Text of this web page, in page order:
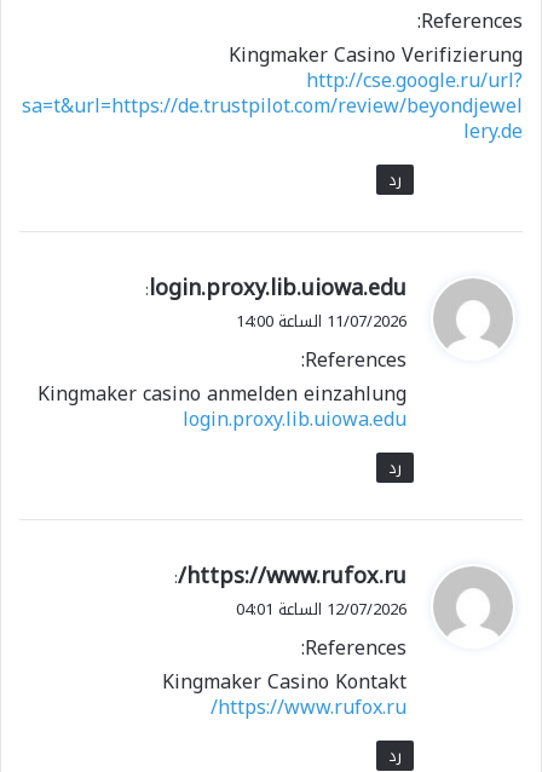
References:
Kingmaker Casino Verifizierung
http://cse.google.ru/url?
sa=t&url=https://de.trustpilot.com/review/beyondjewel
lery.de
رد
ي
ق
ل
login.proxy.lib.uiowa.edu
:
11/07/2026 الساعة 14:00
References:
Kingmaker casino anmelden einzahlung
login.proxy.lib.uiowa.edu
رد
ي
ق
ل
https://www.rufox.ru/
:
12/07/2026 الساعة 04:01
References:
Kingmaker Casino Kontakt
https://www.rufox.ru/
رد